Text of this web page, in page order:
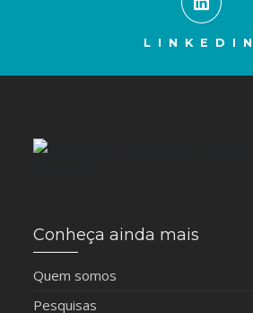
LINKEDIN
Conheça ainda mais
Quem somos
Pesquisas